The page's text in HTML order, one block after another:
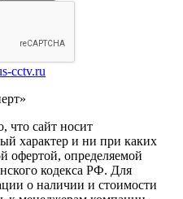
cctv.ru
что сайт носит
характер и ни при каких
офертой, определяемой
кодекса РФ. Для
о наличии и стоимости